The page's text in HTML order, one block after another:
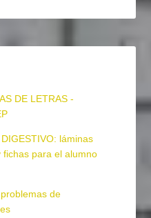
DE LETRAS -
DIGESTIVO: láminas
fichas para el alumno
de